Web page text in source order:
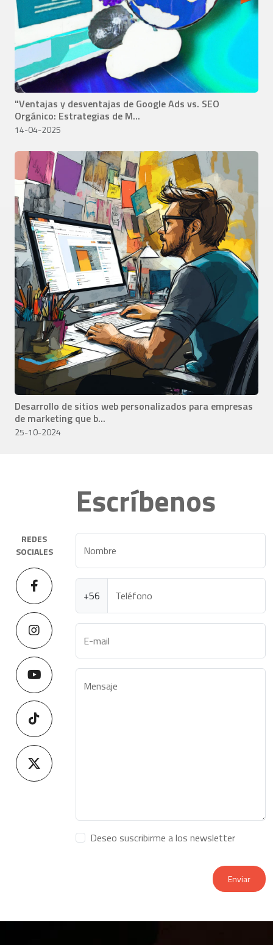
"Ventajas y desventajas de Google Ads vs. SEO
Orgánico: Estrategias de M...
14-04-2025
Desarrollo de sitios web personalizados para empresas
de marketing que b...
25-10-2024
REDES
SOCIALES
Escríbenos
Nombre
+56 Teléfono
E-mail
Mensaje
Deseo suscribirme a los newsletter
Enviar